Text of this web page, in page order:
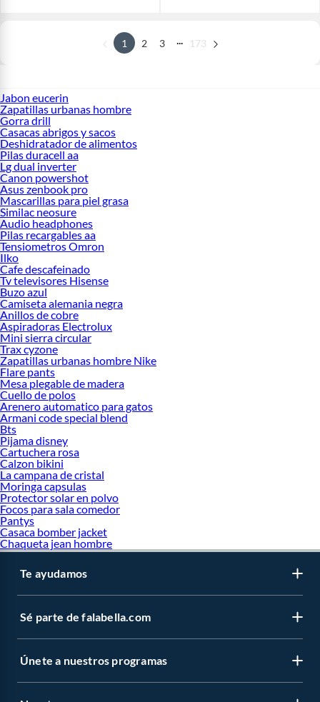
1 2 3 ... 173
Jabon eucerin
Zapatillas urbanas hombre
Gorra drill
Casacas abrigos y sacos
Deshidratador de alimentos
Pilas duracell aa
Lg dual inverter
Canon powershot
Asus zenbook pro
Mascarillas para piel grasa
Similac neosure
Audio headphones
Pilas recargables aa
Tensiometros Omron
Ilko
Cafe descafeinado
Tv televisores Hisense
Buzo azul
Camiseta alemania negra
Anillos de cobre
Aspiradoras Electrolux
Mini sierra circular
Trax cyzone
Zapatillas urbanas hombre Nike
Flare pants
Mesa plegable de madera
Cuello de polos
Arenero automatico para gatos
Armani code special blend
Bts
Pijama disney
Cartuchera rosa
Calzon bikini
La campana de cristal
Moringa capsulas
Protector solar en polvo
Focos para sala comedor
Pantys
Casaca bomber jacket
Chaqueta jean hombre
Te ayudamos
Sé parte de falabella.com
Únete a nuestros programas